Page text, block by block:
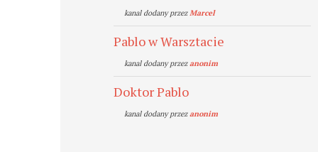
kanal dodany przezMarcel
Pablo w Warsztacie
kanal dodany przezanonim
Doktor Pablo
kanal dodany przezanonim